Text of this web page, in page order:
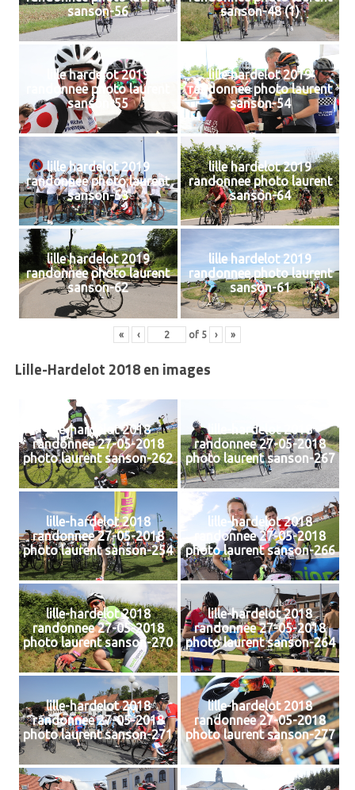
sanson-56
sanson-48 (1)
lille hardelot 2019
randonnee photo laurent
sanson-55
lille hardelot 2019
randonnee photo laurent
sanson-54
lille hardelot 2019
randonnee photo laurent
sanson-53
lille hardelot 2019
randonnee photo laurent
sanson-64
lille hardelot 2019
randonnee photo laurent
sanson-62
lille hardelot 2019
randonnee photo laurent
sanson-61
« ‹ of 5 › »
Lille-Hardelot 2018 en images
lille-hardelot 2018
randonnee 27-05-2018
photo laurent sanson-262
lille-hardelot 2018
randonnee 27-05-2018
photo laurent sanson-267
lille-hardelot 2018
randonnee 27-05-2018
photo laurent sanson-254
lille-hardelot 2018
randonnee 27-05-2018
photo laurent sanson-266
lille-hardelot 2018
randonnee 27-05-2018
photo laurent sanson-270
lille-hardelot 2018
randonnee 27-05-2018
photo laurent sanson-264
lille-hardelot 2018
randonnee 27-05-2018
photo laurent sanson-271
lille-hardelot 2018
randonnee 27-05-2018
photo laurent sanson-277